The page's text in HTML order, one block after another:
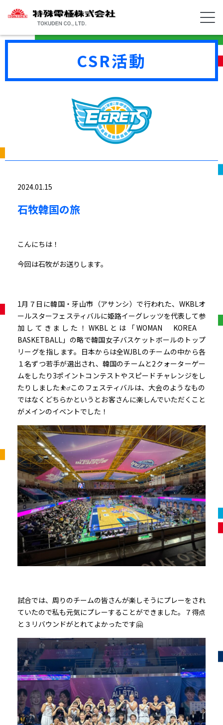
CSR活動
2024.01.15
石牧韓国の旅
こんにちは！
今回は石牧がお送りします。
1月７日に韓国・牙山市（アサンシ）で行われた、WKBLオ
ールスターフェスティバルに姫路イーグレッツを代表して参
加してきました！WKBLとは「WOMAN KOREA
BASKETBALL」の略で韓国女子バスケットボールのトップ
リーグを指します。日本からは全WJBLのチームの中から各
１名ずつ若手が選出され、韓国のチームと2クォーターゲー
ムをしたり3ポイントコンテストやスピードチャレンジをし
たりしました⛹️‍♂️このフェスティバルは、大会のようなもの
ではなくどちらかというとお客さんに楽しんでいただくこと
がメインのイベントでした！
試合では、周りのチームの皆さんが楽しそうにプレーをされ
ていたので私も元気にプレーすることができました。７得点
と３リバウンドがとれてよかったです🤗